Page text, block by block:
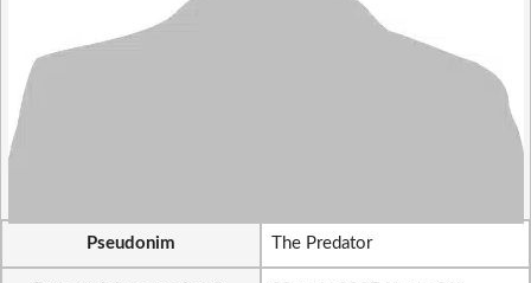
Pseudonim The Predator